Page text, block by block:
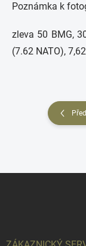
Poznámka k
zleva 50 BMG,
(7.62 NATO),